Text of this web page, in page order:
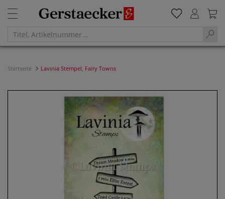
Startseite Lavinia Stempel, Fairy Towns